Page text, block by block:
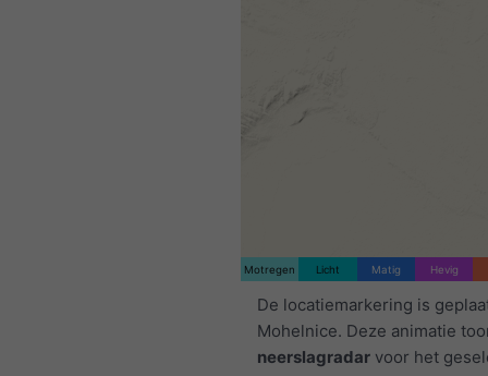
Motregen Licht Matig Hevig
De locatiemarkering is
Mohelnice. Deze animatie
neerslagradar voor het